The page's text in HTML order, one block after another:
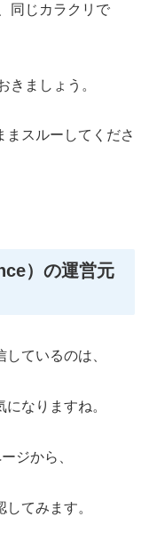
同じカラクリで
きましょう。
まスルーしてくださ
）の運営元
ているのは、
なりますね。
ジから、
てみます。